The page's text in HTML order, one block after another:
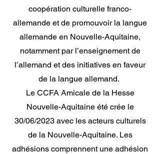
coopération culturelle franco-
allemande et de promouvoir la langue
allemande en Nouvelle-Aquitaine,
notamment par l’enseignement de
l’allemand et des initiatives en faveur
de la langue allemand.
Le CCFA Amicale de la Hesse
Nouvelle-Aquitaine été crée le
30/06/2023 avec les acteurs culturels
de la Nouvelle-Aquitaine. Les
adhésions comprennent une adhésion